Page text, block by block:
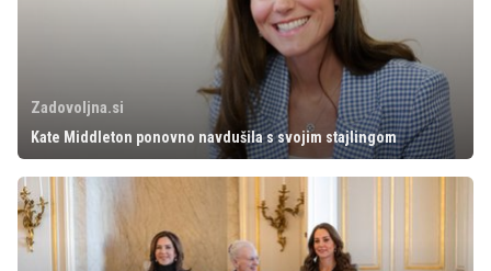
Zadovoljna.si
Kate Middleton ponovno navdušila s svojim stajlingom